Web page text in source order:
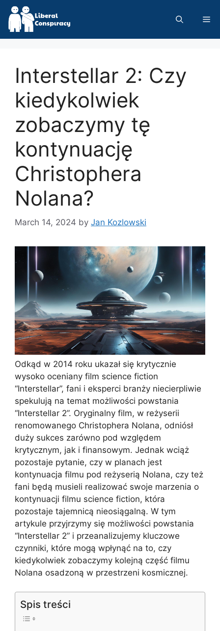
Skip
content
Interstellar 2: Czy
kiedykolwiek
zobaczymy tę
kontynuację
Christophera
Nolana?
March 14, 2024 by Jan Kozlowski
Odkąd w 2014 roku ukazał się krytycznie
wysoko oceniany film science fiction
“Interstellar”, fani i eksperci branży niecierpliwie
spekulują na temat możliwości powstania
“Interstellar 2”. Oryginalny film, w reżyserii
renomowanego Christophera Nolana, odniósł
duży sukces zarówno pod względem
krytycznym, jak i finansowym. Jednak wciąż
pozostaje pytanie, czy w planach jest
kontynuacja filmu pod reżyserią Nolana, czy też
fani będą musieli realizować swoje marzenia o
kontynuacji filmu science fiction, która
pozostaje tajemnicą nieosiągalną. W tym
artykule przyjrzymy się możliwości powstania
“Interstellar 2” i przeanalizujemy kluczowe
czynniki, które mogą wpłynąć na to, czy
kiedykolwiek zobaczymy kolejną część filmu
Nolana osadzoną w przestrzeni kosmicznej.
Spis treści